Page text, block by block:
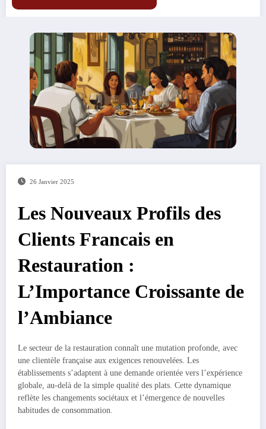
26 Janvier 2025
Les Nouveaux Profils des
Clients Francais en
Restauration :
L’Importance Croissante de
l’Ambiance
Le secteur de la restauration connaît une mutation profonde, avec
une clientèle française aux exigences renouvelées. Les
établissements s’adaptent à une demande orientée vers l’expérience
globale, au-delà de la simple qualité des plats. Cette dynamique
reflète les changements sociétaux et l’émergence de nouvelles
habitudes de consommation.